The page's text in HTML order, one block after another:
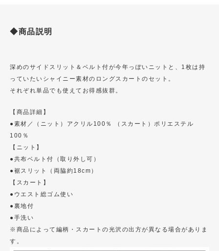
◆商品説明
深めのサイドスリット＆ベルト付が今年っぽいニットと、1枚は持
っていたいシャイニー素材のロングスカートのセット。
それぞれ単品でも使えてお得感抜群。
【商品詳細】
●素材／（ニット）アクリル100％ （スカート）ポリエステル
100％
【ニット】
●共布ベルト付（取り外し可）
●裾スリット（両脇約18cm）
【スカート】
●ウエスト総ゴム使い
●裏地付
●手洗い
※商品によって編柄・スカートの光沢の出方が異なる場合がありま
す。